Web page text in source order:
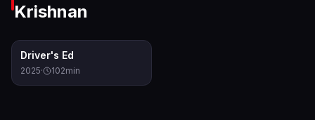
Krishnan
Driver's Ed
2025· 102min